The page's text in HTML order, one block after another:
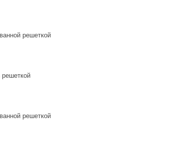
решеткой
решеткой
решеткой